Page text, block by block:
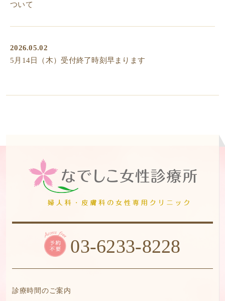
ついて
2026.05.02
5月14日（木）受付終了時刻早まります
03-6233-8228
診療時間のご案内